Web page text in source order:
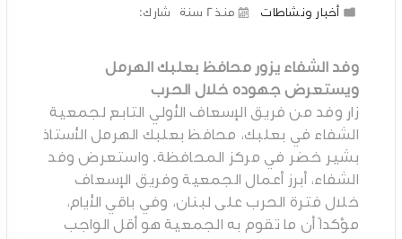
أخبار ونشاطات منذ 2 سنة شارك:
وفد الشفاء يزور محافظ بعلبك الهرمل
ويستعرض جهوده خلال الحرب
زار وفد من فريق الإسعاف الأولي التابع لجمعية
الشفاء في بعلبك، محافظ بعلبك الهرمل الأستاذ
بشير خضر في مركز المحافظة. واستعرض وفد
الشفاء، أبرز أعمال الجمعية وفريق الإسعاف
خلال فترة الحرب على لبنان، وفي باقي الأيام،
مؤكداً أن ما تقوم به الجمعية هو أقل الواجب